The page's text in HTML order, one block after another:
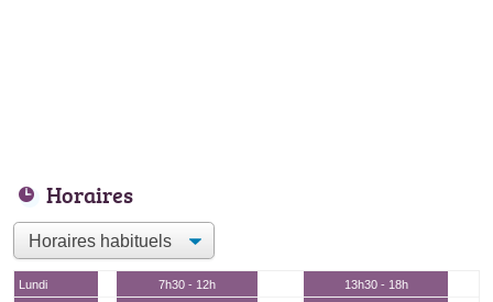
Horaires
Lundi 7h30 - 12h
13h30 - 18h